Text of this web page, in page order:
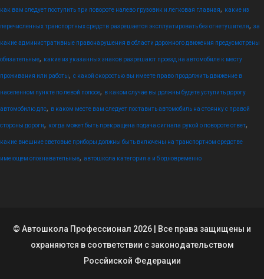
как вам следует поступить при повороте налево грузовик и легковая главная, какие из
перечисленных транспортных средств разрешается эксплуатировать без огнетушителя, за
какие административные правонарушения в области дорожного движения предусмотрены
обязательные, какие из указанных знаков разрешают проезд на автомобиле к месту
проживания или работы, с какой скоростью вы имеете право продолжить движение в
населенном пункте по левой полосе, в каком случае вы должны будете уступить дорогу
автомобилю дпс, в каком месте вам следует поставить автомобиль на стоянку с правой
стороны дороги, когда может быть прекращена подача сигнала рукой о повороте ответ,
какие внешние световые приборы должны быть включены на транспортном средстве
имеющем опознавательные, автошкола категория а и б одновременно
© Автошкола Профессионал 2026 | Все права защищены и
охраняются в соответствии с законодательством
Россйиской Федерации